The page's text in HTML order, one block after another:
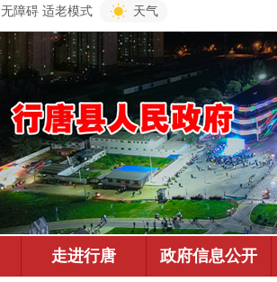
无障碍 适老模式 天气